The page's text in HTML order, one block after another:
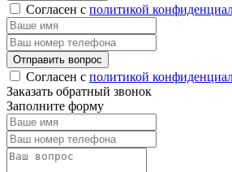
Согласен с политикой
Отправить вопрос
Согласен с политикой
Заказать обратный звонок
Заполните форму